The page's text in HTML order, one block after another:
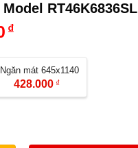
RT46K6836SL
₫
Ngăn mát 645x1140
428.000 ₫